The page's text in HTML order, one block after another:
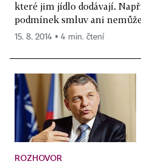
které jim jídlo dodávají.
podmínek smluv ani
15. 8. 2014 ▪ 4 min. čtení
ROZHOVOR